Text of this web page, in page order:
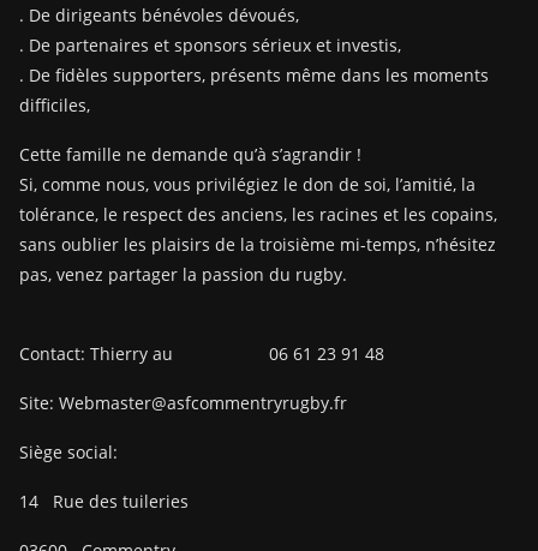
. De dirigeants bénévoles dévoués,
. De partenaires et sponsors sérieux et investis,
. De fidèles supporters, présents même dans les moments
difficiles,
Cette famille ne demande qu’à s’agrandir !
Si, comme nous, vous privilégiez le don de soi, l’amitié, la
tolérance, le respect des anciens, les racines et les copains,
sans oublier les plaisirs de la troisième mi-temps, n’hésitez
pas, venez partager la passion du rugby.
Contact: Thierry au 06 61 23 91 48
Site: Webmaster@asfcommentryrugby.fr
Siège social:
14 Rue des tuileries